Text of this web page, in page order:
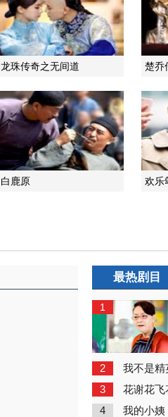
龙珠传奇之无间道 楚乔
白鹿原 欢乐
最热剧目
1
2 我不是精
3 花谢花飞
4 我的小姨